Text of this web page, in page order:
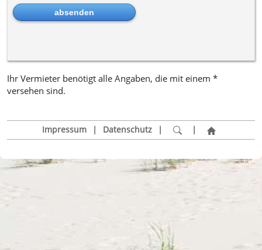
Ihr Vermieter benötigt alle Angaben, die mit einem *
versehen sind.
Impressum | Datenschutz | |